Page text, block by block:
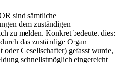
sind sämtliche
dem zuständigen
zu melden. Konkret bedeutet dies:
das zuständige Organ
oder Gesellschafter) gefasst wurde,
schnellstmöglich eingereicht